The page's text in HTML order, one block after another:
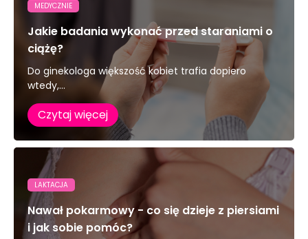
MEDYCZNIE
Jakie badania wykonać przed staraniami o
ciążę?
Do ginekologa większość kobiet trafia dopiero
wtedy,...
Czytaj więcej
LAKTACJA
Nawał pokarmowy - co się dzieje z piersiami
i jak sobie pomóc?